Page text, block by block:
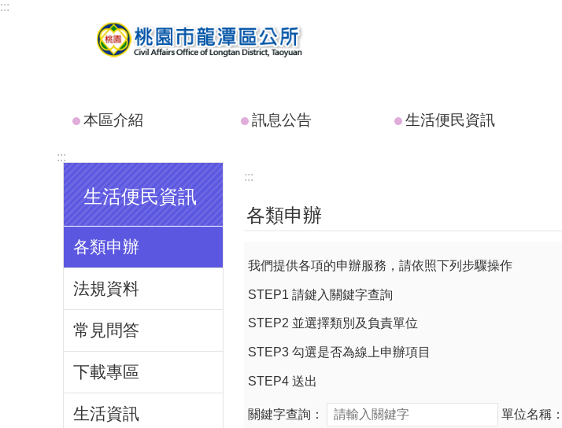
跳到主要內容區塊
:::
本區介紹 訊息公告 生活便民資訊
:::
生活便民資訊
各類申辦
法規資料
常見問答
下載專區
生活資訊
:::
各類申辦
我們提供各項的申辦服務，請依照下列步驟操作
STEP1 請鍵入關鍵字查詢
STEP2 並選擇類別及負責單位
STEP3 勾選是否為線上申辦項目
STEP4 送出
關鍵字查詢： 單位名稱：